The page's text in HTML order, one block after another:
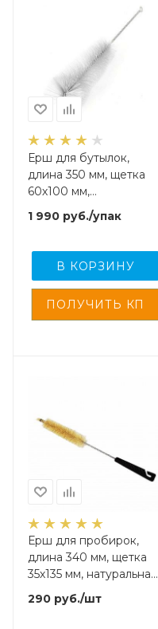
Ерш для бутылок,
длина 350 мм, щетка
60х100 мм,
искусственная щетина,
10 шт/упак
1 990 руб./упак
В КОРЗИНУ
Ерш для пробирок,
длина 340 мм, щетка
35х135 мм, натуральная
щетина, с
пластм.,ручкой
290 руб./шт